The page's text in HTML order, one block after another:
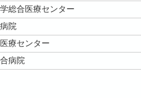
総合医療センター
院
療センター
病院